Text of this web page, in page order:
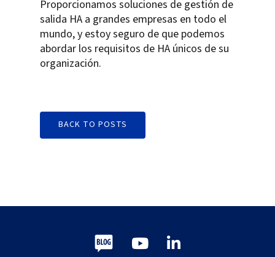
Proporcionamos soluciones de gestión de
salida HA a grandes empresas en todo el
mundo, y estoy seguro de que podemos
abordar los requisitos de HA únicos de su
organización.
BACK TO POSTS
Blog Youtube
LinkedIn